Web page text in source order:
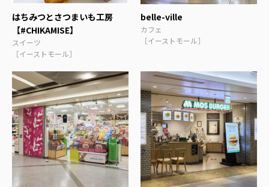
はちみつとさつまいも工房
【#CHIKAMISE】
スイーツ
［イーストモール］
belle-ville
カフェ
［イーストモール］